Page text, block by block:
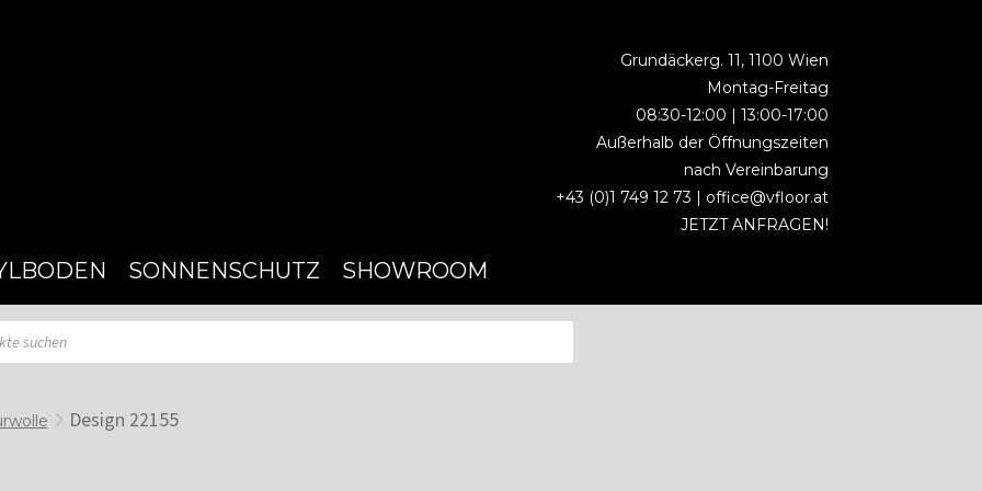
Grundäckerg. 11, 1100 Wien
Montag-Freitag
08:30-12:00 | 13:00-17:00
Außerhalb der Öffnungszeiten
nach Vereinbarung
+43 (0)1 749 12 73 | office@vfloor.at
JETZT ANFRAGEN!
SONNENSCHUTZ SHOWROOM
Design 22155